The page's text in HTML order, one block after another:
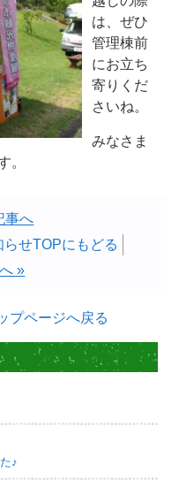
は、ぜひ
管理棟前
にお立ち
寄りくだ
さいね。
みなさま
。
事へ
せTOPにもどる
»
プページへ戻る
♪